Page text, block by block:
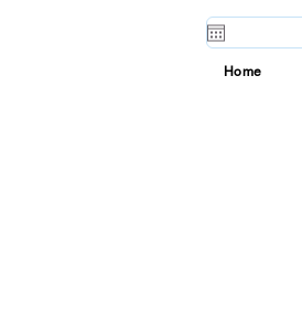
Home